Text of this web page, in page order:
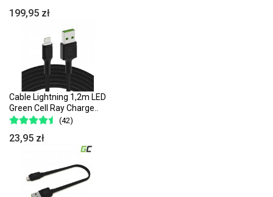
199,95 zł
Cable Lightning 1,2m LED
Green Cell Ray Charge..
(42)
23,95 zł